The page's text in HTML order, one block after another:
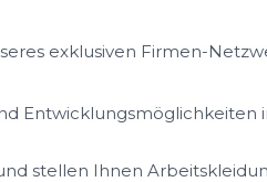
exklusiven Firmen-
Entwicklungsmöglichkeiten
stellen Ihnen